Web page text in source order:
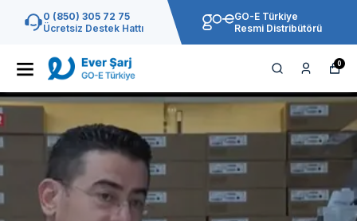
0 (850) 305 72 75
Ücretsiz Destek Hattı
GO-E Türkiye
Resmi Distribütörü
0